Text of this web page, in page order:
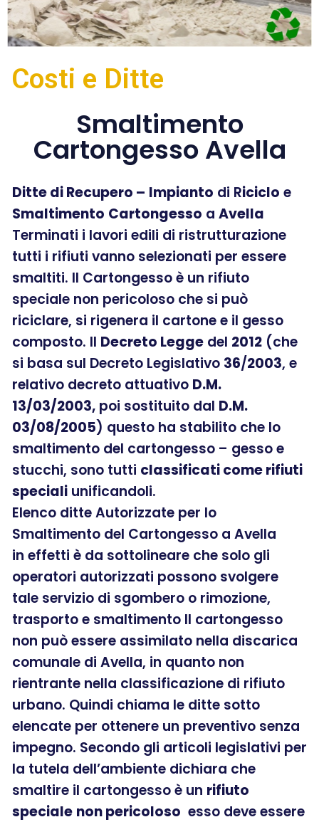
Costi e Ditte
Smaltimento
Cartongesso Avella
Ditte di Recupero – Impianto di Riciclo e
Smaltimento Cartongesso a Avella
Terminati i lavori edili di ristrutturazione
tutti i rifiuti vanno selezionati per essere
smaltiti. Il Cartongesso è un rifiuto
speciale non pericoloso che si può
riciclare, si rigenera il cartone e il gesso
composto. Il Decreto Legge del 2012 (che
si basa sul Decreto Legislativo 36/2003, e
relativo decreto attuativo D.M.
13/03/2003, poi sostituito dal D.M.
03/08/2005) questo ha stabilito che lo
smaltimento del cartongesso – gesso e
stucchi, sono tutti classificati come rifiuti
speciali unificandoli.
Elenco ditte Autorizzate per lo
Smaltimento del Cartongesso a Avella
in effetti è da sottolineare che solo gli
operatori autorizzati possono svolgere
tale servizio di sgombero o rimozione,
trasporto e smaltimento Il cartongesso
non può essere assimilato nella discarica
comunale di Avella, in quanto non
rientrante nella classificazione di rifiuto
urbano. Quindi chiama le ditte sotto
elencate per ottenere un preventivo senza
impegno. Secondo gli articoli legislativi per
la tutela dell’ambiente dichiara che
smaltire il cartongesso è un rifiuto
speciale non pericoloso esso deve essere